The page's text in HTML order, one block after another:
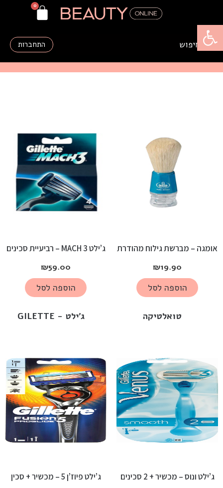
התחברות
טואלטיקה
אומגה – מברשת גילוח מהודרת
₪19.90
הוספה לסל
ג'ילט - GILETTE
ג’ילט MACH 3 – רביעיית סכינים
₪59.00
הוספה לסל
ג’ילט ונוס – מכשיר + 2 סכינים
ג’ילט פיוז’ן 5 – מכשיר + סכין
פתח סרגל נגישות